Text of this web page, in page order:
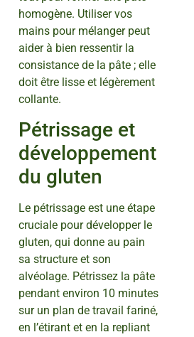
homogène. Utiliser vos
mains pour mélanger peut
aider à bien ressentir la
consistance de la pâte ; elle
doit être lisse et légèrement
collante.
Pétrissage et
développement
du gluten
Le pétrissage est une étape
cruciale pour développer le
gluten, qui donne au pain
sa structure et son
alvéolage. Pétrissez la pâte
pendant environ 10 minutes
sur un plan de travail fariné,
en l’étirant et en la repliant